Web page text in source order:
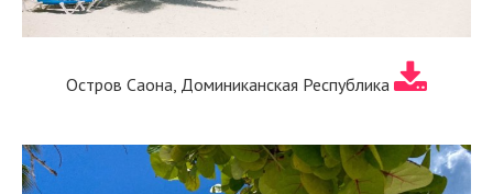
Остров Саона, Доминиканская Республика